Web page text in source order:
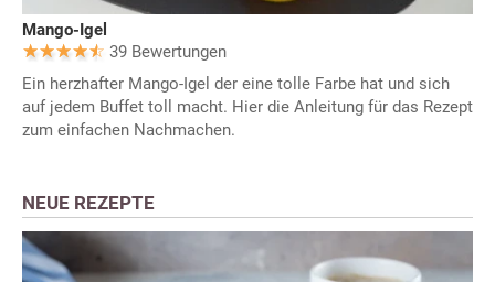
Mango-Igel
39 Bewertungen
Ein herzhafter Mango-Igel der eine tolle Farbe hat und sich
auf jedem Buffet toll macht. Hier die Anleitung für das Rezept
zum einfachen Nachmachen.
NEUE REZEPTE